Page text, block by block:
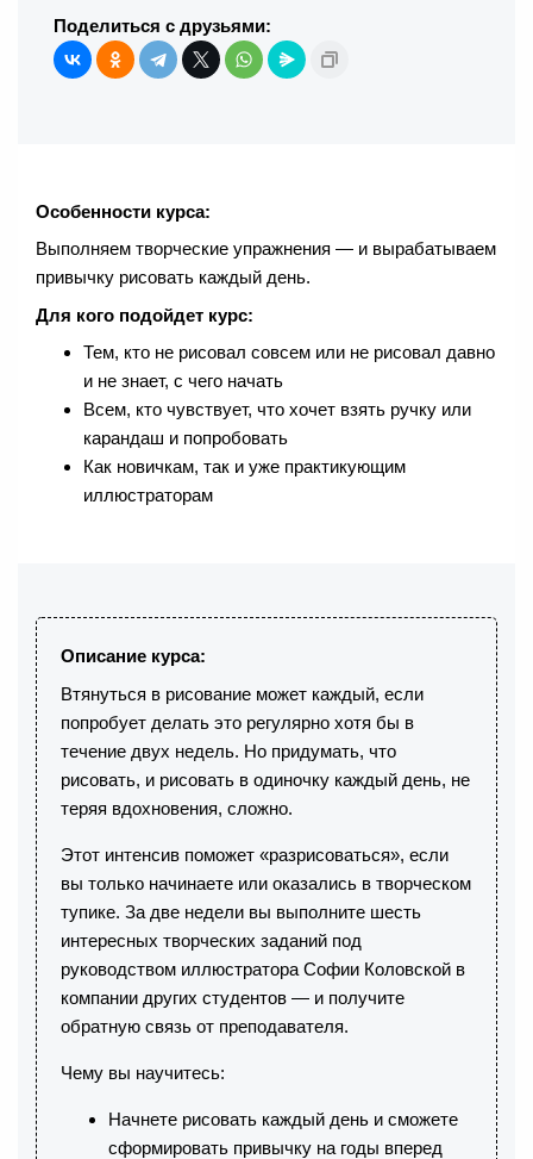
Поделиться с друзьями:
Особенности курса:
Выполняем творческие упражнения — и вырабатываем
привычку рисовать каждый день.
Для кого подойдет курс:
Тем, кто не рисовал совсем или не рисовал давно
и не знает, с чего начать
Всем, кто чувствует, что хочет взять ручку или
карандаш и попробовать
Как новичкам, так и уже практикующим
иллюстраторам
Описание курса:
Втянуться в рисование может каждый, если
попробует делать это регулярно хотя бы в
течение двух недель. Но придумать, что
рисовать, и рисовать в одиночку каждый день, не
теряя вдохновения, сложно.
Этот интенсив поможет «разрисоваться», если
вы только начинаете или оказались в творческом
тупике. За две недели вы выполните шесть
интересных творческих заданий под
руководством иллюстратора Софии Коловской в
компании других студентов — и получите
обратную связь от преподавателя.
Чему вы научитесь:
Начнете рисовать каждый день и сможете
сформировать привычку на годы вперед